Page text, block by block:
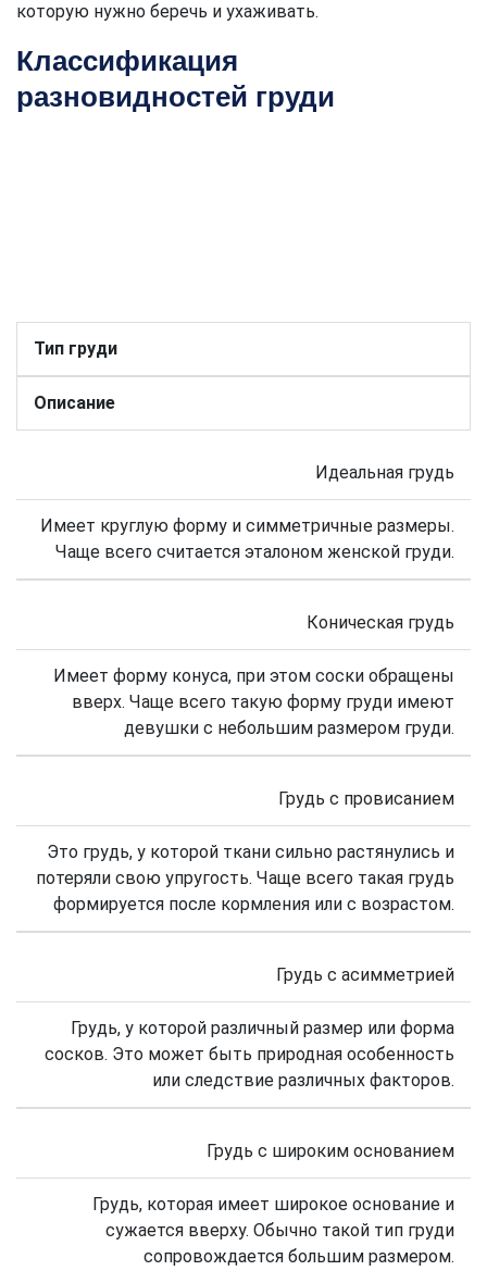
которую нужно беречь и ухаживать.
Классификация
разновидностей груди
Тип груди
Описание
Идеальная грудь
Имеет круглую форму и симметричные размеры.
Чаще всего считается эталоном женской груди.
Коническая грудь
Имеет форму конуса, при этом соски обращены
вверх. Чаще всего такую форму груди имеют
девушки с небольшим размером груди.
Грудь с провисанием
Это грудь, у которой ткани сильно растянулись и
потеряли свою упругость. Чаще всего такая грудь
формируется после кормления или с возрастом.
Грудь с асимметрией
Грудь, у которой различный размер или форма
сосков. Это может быть природная особенность
или следствие различных факторов.
Грудь с широким основанием
Грудь, которая имеет широкое основание и
сужается вверху. Обычно такой тип груди
сопровождается большим размером.